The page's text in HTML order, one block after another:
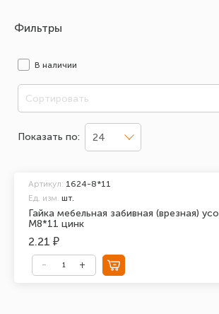
Фильтры
В наличии
Сортировать
Показать по: 24
Гайка мебельная забивная (врезная)
М8*11 цинк
Артикул: 1624-8*11
Ед. изм. шт.
2.21 ₽